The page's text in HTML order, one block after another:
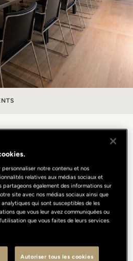
idéal pour des réunions, faisant rimer
dans un équilibre parfait. Les tons
et de bleu créent une atmosphère
technologies de pointe pour garantir
Le caractère exceptionnel des lieux
emplacement stratégique, à quelques
et du restaurant Borgo San Jacopo (1
crée une passerelle naturelle entre
grâce à une offre gastronomique
notre contenu et nos
relatives aux médias sociaux et
également des informations sur
site avec nos médias sociaux ainsi que
qui sont susceptibles de les
que vous leur avez communiquées ou
que vous faites de leurs services.
Autoriser tous les cookies